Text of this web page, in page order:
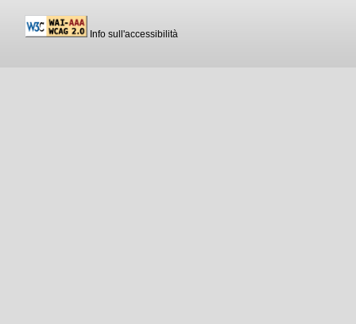
Info sull'accessibilità